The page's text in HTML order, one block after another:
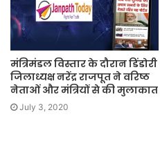
मंत्रिमंडल विस्तार के दौरान डिंडोरी
जिलाध्यक्ष नरेंद्र राजपूत ने वरिष्ठ
नेताओं और मंत्रियों से की मुलाकात
July 3, 2020